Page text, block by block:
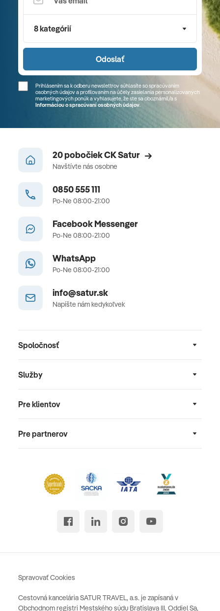
8 kategórií
Odoslať
Prihlásením sa k odberu newslettrov súhlasíte so spracúvaním
osobných údajov a profilovaním na účely zasielania personalizovaných
marketingových ponúk a vyhlasujete, že ste sa oboznámil/a s
Informáciou o spracúvaní osobných údajov.
20 pobočiek CK Satur
Navštívte nás osobne
0850 555 111
Po-Ne 08:00-21:00
Facebook Messenger
Po-Ne 08:00-21:00
WhatsApp
Po-Ne 08:00-21:00
info@satur.sk
Napíšte nám kedykoľvek
Spoločnosť
Služby
Pre klientov
Pre partnerov
Cestovná kancelária SATUR TRAVEL, a.s. je zapísaná v
Obchodnom registri Mestského súdu Bratislava III, Oddiel Sa,
Spravovať Cookies